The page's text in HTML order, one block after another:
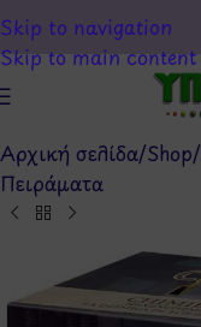
Skip to navigation
Skip to main content
Αρχική σελίδα/Shop/
Πειράματα